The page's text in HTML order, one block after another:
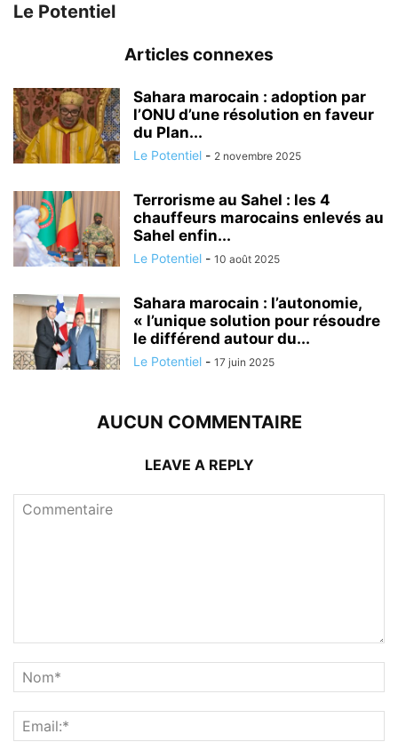
Le Potentiel
Articles connexes
Sahara marocain : adoption par
l’ONU d’une résolution en faveur
du Plan...
Le Potentiel - 2 novembre 2025
Terrorisme au Sahel : les 4
chauffeurs marocains enlevés au
Sahel enfin...
Le Potentiel - 10 août 2025
Sahara marocain : l’autonomie,
« l’unique solution pour résoudre
le différend autour du...
Le Potentiel - 17 juin 2025
AUCUN COMMENTAIRE
LEAVE A REPLY